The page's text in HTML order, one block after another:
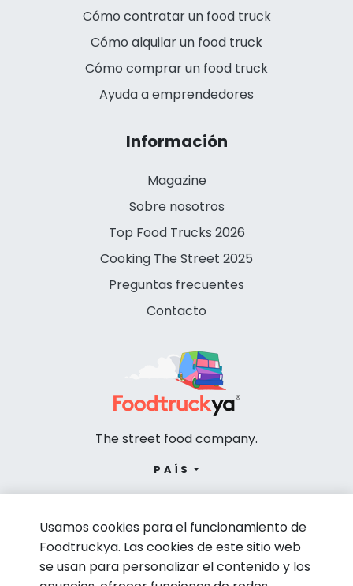
Cómo contratar un food truck
Cómo alquilar un food truck
Cómo comprar un food truck
Ayuda a emprendedores
Información
Magazine
Sobre nosotros
Top Food Trucks 2026
Cooking The Street 2025
Preguntas frecuentes
Contacto
The street food company.
PAÍS
Usamos cookies para el funcionamiento de
Foodtruckya. Las cookies de este sitio web
se usan para personalizar el contenido y los